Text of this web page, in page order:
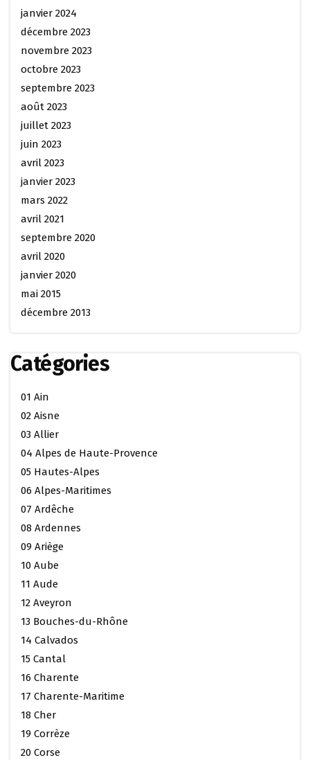
janvier 2024
décembre 2023
novembre 2023
octobre 2023
septembre 2023
août 2023
juillet 2023
juin 2023
avril 2023
janvier 2023
mars 2022
avril 2021
septembre 2020
avril 2020
janvier 2020
mai 2015
décembre 2013
Catégories
01 Ain
02 Aisne
03 Allier
04 Alpes de Haute-Provence
05 Hautes-Alpes
06 Alpes-Maritimes
07 Ardêche
08 Ardennes
09 Ariège
10 Aube
11 Aude
12 Aveyron
13 Bouches-du-Rhône
14 Calvados
15 Cantal
16 Charente
17 Charente-Maritime
18 Cher
19 Corrèze
20 Corse